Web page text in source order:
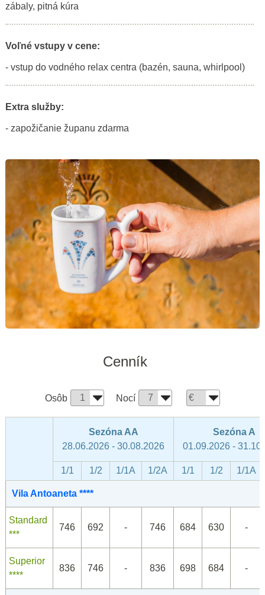
zábaly, pitná kúra
Voľné vstupy v cene:
- vstup do vodného relax centra (bazén, sauna, whirlpool)
Extra služby:
- zapožičanie županu zdarma
Cenník
Osôb Nocí
Sezóna AA
28.06.2026 - 30.08.2026
Sezóna A
01.09.2026 -
1/1 1/2 1/1A 1/2A 1/1 1/2 1/1A
Vila Antoaneta ****
Standard
***
746 692 - 746 684 630 -
Superior
****
836 746 - 836 698 684 -